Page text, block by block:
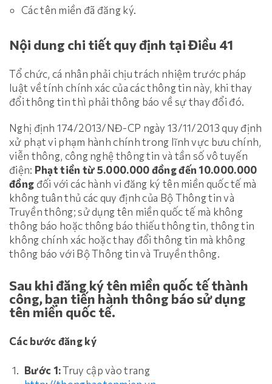
Các tên miền đã đăng ký.
Nội dung chi tiết quy định tại Điều 41
Tổ chức, cá nhân phải chịu trách nhiệm trước pháp
luật về tính chính xác của các thông tin này, khi thay
đổi thông tin thì phải thông báo về sự thay đổi đó.
Nghị định 174/2013/NĐ-CP ngày 13/11/2013 quy định
xử phạt vi phạm hành chính trong lĩnh vực bưu chính,
viễn thông, công nghệ thông tin và tần số vô tuyến
điện: Phạt tiền từ 5.000.000 đồng đến 10.000.000
đồng đối với các hành vi đăng ký tên miền quốc tế mà
không tuân thủ các quy định của Bộ Thông tin và
Truyền thông; sử dụng tên miền quốc tế mà không
thông báo hoặc thông báo thiếu thông tin, thông tin
không chính xác hoặc thay đổi thông tin mà không
thông báo với Bộ Thông tin và Truyền thông.
Sau khi đăng ký tên miền quốc tế thành
công, bạn tiến hành thông báo sử dụng
tên miền quốc tế.
Các bước đăng ký
Bước 1:Truy cập vào trang